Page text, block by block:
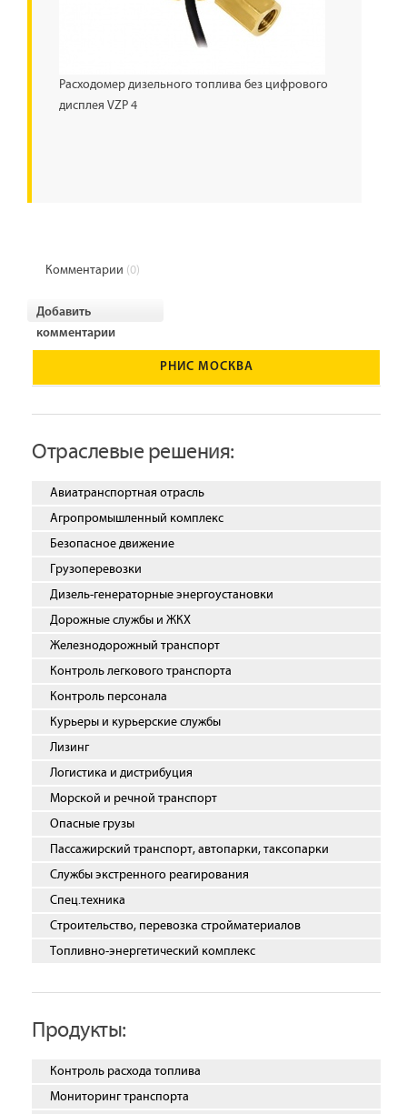
Расходомер дизельного топлива без цифрового
дисплея VZР 4
Комментарии (0)
Добавить
комментарии
РНИС МОСКВА
Отраслевые решения:
Авиатранспортная отрасль
Агропромышленный комплекс
Безопасное движение
Грузоперевозки
Дизель-генераторные энергоустановки
Дорожные службы и ЖКХ
Железнодорожный транспорт
Контроль легкового транспорта
Контроль персонала
Курьеры и курьерские службы
Лизинг
Логистика и дистрибуция
Морской и речной транспорт
Опасные грузы
Пассажирский транспорт, автопарки, таксопарки
Службы экстренного реагирования
Спец.техника
Строительство, перевозка стройматериалов
Топливно-энергетический комплекс
Продукты:
Контроль расхода топлива
Мониторинг транспорта